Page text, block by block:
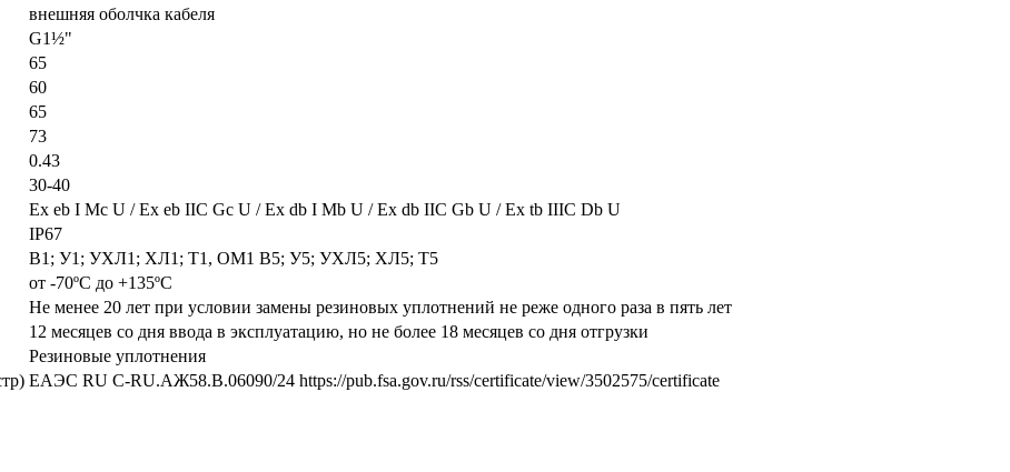
внешняя оболчка кабеля
G1½"
65
60
65
73
0.43
30-40
Ех eb I Mc U / Ех eb IIC Gc U / Ex db I Mb U / Ex db IIC Gb U / Ex tb IIIC Db U
IP67
В1; У1; УХЛ1; ХЛ1; Т1, ОМ1 В5; У5; УХЛ5; ХЛ5; Т5
от -70ºС до +135ºС
Не менее 20 лет при условии замены резиновых уплотнений не реже одного раза в пять лет
12 месяцев со дня ввода в эксплуатацию, но не более 18 месяцев со дня отгрузки
Резиновые уплотнения
ЕАЭС RU С-RU.АЖ58.В.06090/24 https://pub.fsa.gov.ru/rss/certificate/view/3502575/certificate